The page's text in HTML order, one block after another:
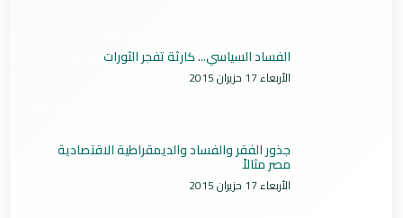
الفساد السياسي... كارثة تفجر الثورات
الأربعاء 17 حزيران 2015
جذور الفقر والفساد والديمقراطية الاقتصادية
مصر مثالاً
الأربعاء 17 حزيران 2015